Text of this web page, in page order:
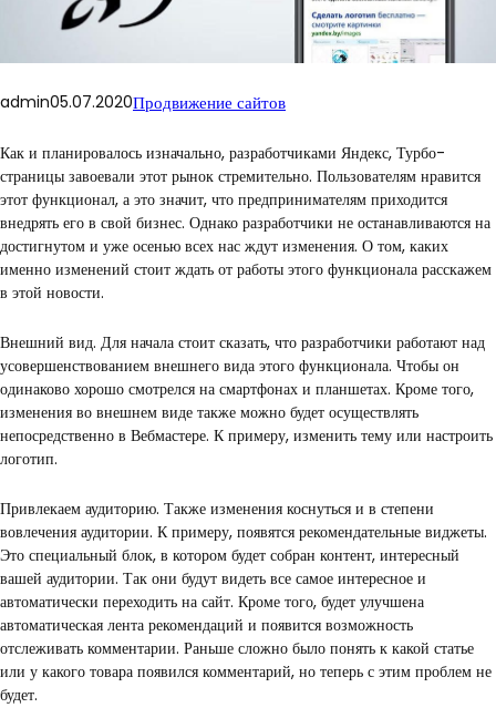
admin05.07.2020Продвижение сайтов
Как и планировалось изначально, разработчиками Яндекс, Турбо-
страницы завоевали этот рынок стремительно. Пользователям нравится
этот функционал, а это значит, что предпринимателям приходится
внедрять его в свой бизнес. Однако разработчики не останавливаются на
достигнутом и уже осенью всех нас ждут изменения. О том, каких
именно изменений стоит ждать от работы этого функционала расскажем
в этой новости.
Внешний вид. Для начала стоит сказать, что разработчики работают над
усовершенствованием внешнего вида этого функционала. Чтобы он
одинаково хорошо смотрелся на смартфонах и планшетах. Кроме того,
изменения во внешнем виде также можно будет осуществлять
непосредственно в Вебмастере. К примеру, изменить тему или настроить
логотип.
Привлекаем аудиторию. Также изменения коснуться и в степени
вовлечения аудитории. К примеру, появятся рекомендательные виджеты.
Это специальный блок, в котором будет собран контент, интересный
вашей аудитории. Так они будут видеть все самое интересное и
автоматически переходить на сайт. Кроме того, будет улучшена
автоматическая лента рекомендаций и появится возможность
отслеживать комментарии. Раньше сложно было понять к какой статье
или у какого товара появился комментарий, но теперь с этим проблем не
будет.